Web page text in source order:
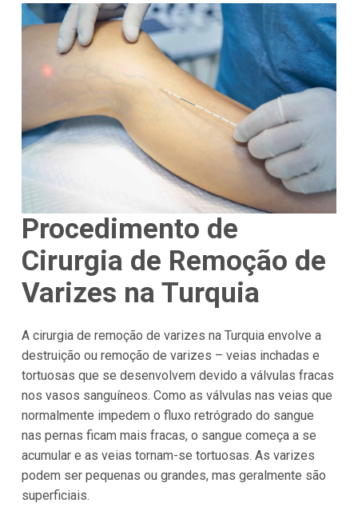
Procedimento de
Cirurgia de Remoção de
Varizes na Turquia
A cirurgia de remoção de varizes na Turquia envolve a
destruição ou remoção de varizes – veias inchadas e
tortuosas que se desenvolvem devido a válvulas fracas
nos vasos sanguíneos. Como as válvulas nas veias que
normalmente impedem o fluxo retrógrado do sangue
nas pernas ficam mais fracas, o sangue começa a se
acumular e as veias tornam-se tortuosas. As varizes
podem ser pequenas ou grandes, mas geralmente são
superficiais.